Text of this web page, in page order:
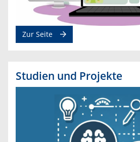
Zur Seite
Studien und Projekte